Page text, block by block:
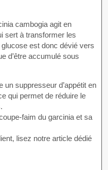
cambogia agit en
sert à transformer les
est donc dévié vers
d’être accumulé sous
un suppresseur d’appétit en
qui permet de réduire le
faim du garcinia et sa
lisez notre article dédié